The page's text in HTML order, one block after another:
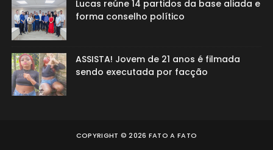
Lucas reúne 14 partidos da base aliada e
forma conselho político
ASSISTA! Jovem de 21 anos é filmada
sendo executada por facção
COPYRIGHT ©2026 FATO A FATO